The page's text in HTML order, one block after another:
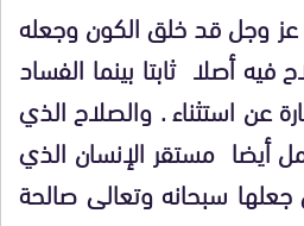
عز وجل قد خلق الكون وجعله
أصلا ثابتا بينما الفساد
عن استثناء . والصلاح الذي
مستقر الإنسان الذي
سبحانه وتعالى صالحة